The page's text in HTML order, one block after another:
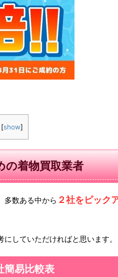
[show]
の着物買取業者
多数ある中から ２社をピック
していただければと思います。
簡易比較表